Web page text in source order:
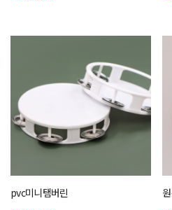
pvc미니탬버린